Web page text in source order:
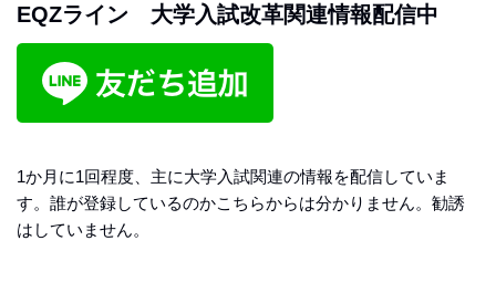
EQZライン 大学入試改革関連情報配信中
1か月に1回程度、主に大学入試関連の情報を配信していま
す。誰が登録しているのかこちらからは分かりません。勧誘
はしていません。